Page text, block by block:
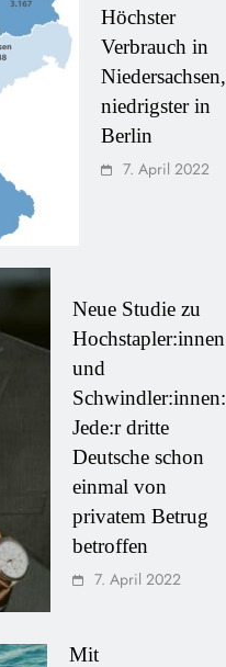
Höchster
Verbrauch in
Niedersachsen,
niedrigster in
Berlin
7. April 2022
Neue Studie zu
Hochstapler:innen
und
Schwindler:innen:
Jede:r dritte
Deutsche schon
einmal von
privatem Betrug
betroffen
7. April 2022
Mit